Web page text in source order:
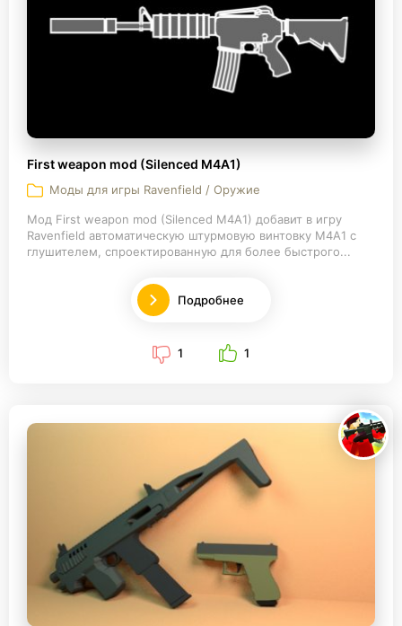
First weapon mod (Silenced M4A1)
Моды для игры Ravenfield / Оружие
Мод First weapon mod (Silenced M4A1) добавит в игру
Ravenfield автоматическую штурмовую винтовку M4A1 с
глушителем, спроектированную для более быстрого...
Подробнее
1 1